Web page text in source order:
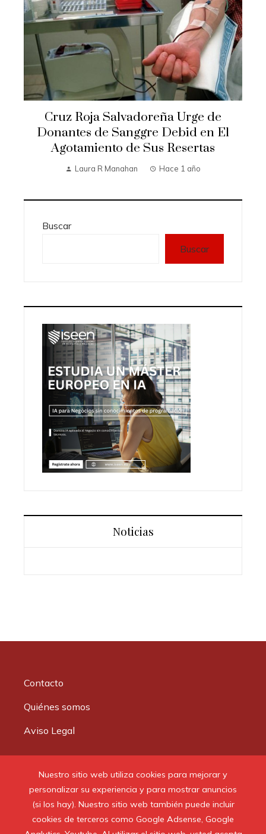
Nuestro sitio web utiliza cookies para mejorar y
personalizar su experiencia y para mostrar anuncios
(si los hay). Nuestro sitio web también puede incluir
cookies de terceros como Google Adsense, Google
Cruz Roja Salvadoreña Urge de
Donantes de Sanggre Debid en El
Agotamiento de Sus Resertas
Laura R Manahan Hace 1 año
Buscar
Buscar
Noticias
Contacto
Quiénes somos
Aviso Legal